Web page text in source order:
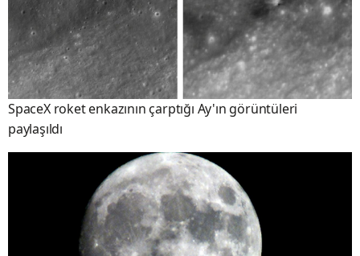
SpaceX roket enkazının çarptığı Ay'ın görüntüleri
paylaşıldı